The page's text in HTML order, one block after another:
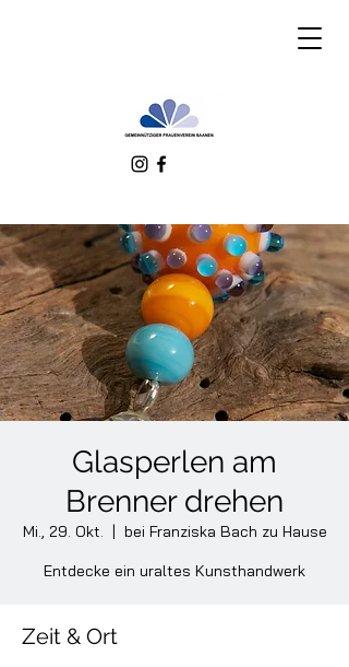
Glasperlen am
Brenner drehen
Mi., 29. Okt.
  |
bei Franziska Bach zu Hause
Entdecke ein uraltes Kunsthandwerk
Zeit & Ort